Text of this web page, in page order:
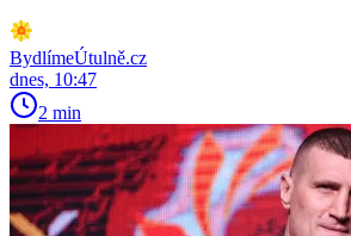
BydlímeÚtulně.cz
dnes, 10:47
2 min